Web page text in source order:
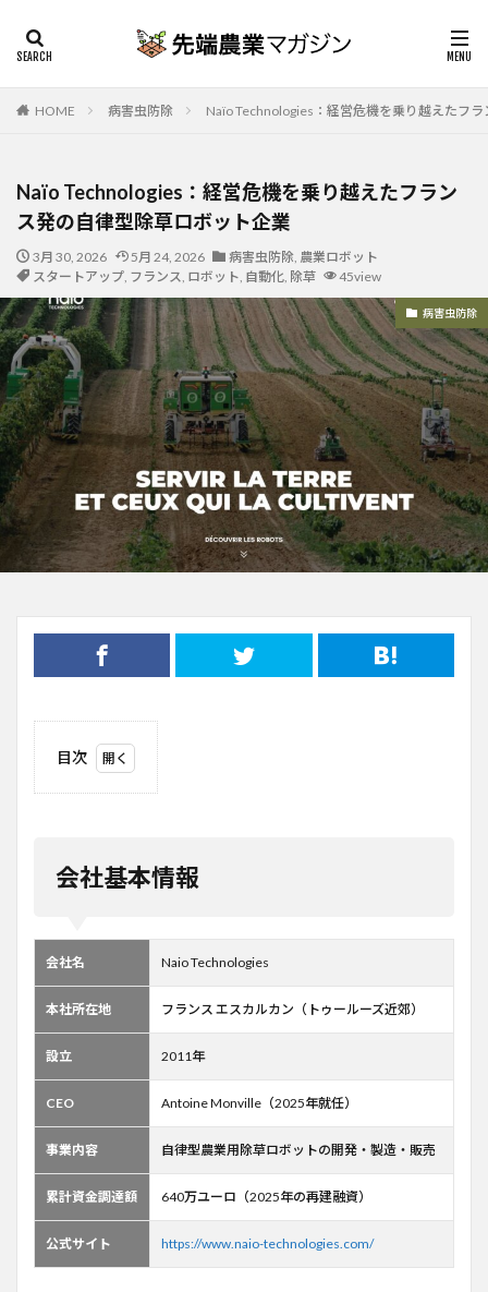
HOME 病害虫防除 Naïo Technologies：経営危機を乗り越えたフ
Naïo Technologies：経営危機を乗り越えたフラン
ス発の自律型除草ロボット企業
3月 30, 2026 5月 24, 2026 病害虫防除, 農業ロボット
スタートアップ, フランス, ロボット, 自動化, 除草 45view
病害虫防除
目次
2
3
と解
決策
草の
課題
3.2
のア
プロ
会社基本情報
会社名 Naio Technologies
本社所在地 フランス エスカルカン（トゥールーズ近郊）
設立 2011年
CEO Antoine Monville（2025年就任）
事業内容 自律型農業用除草ロボットの開発・製造・販売
累計資金調達額 640万ユーロ（2025年の再建融資）
公式サイト https://www.naio-technologies.com/